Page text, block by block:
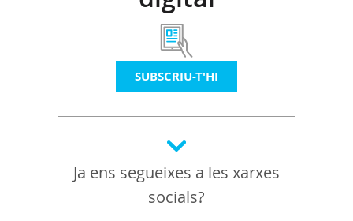
SUBSCRIU-T'HI
Ja ens segueixes a les xarxes
socials?